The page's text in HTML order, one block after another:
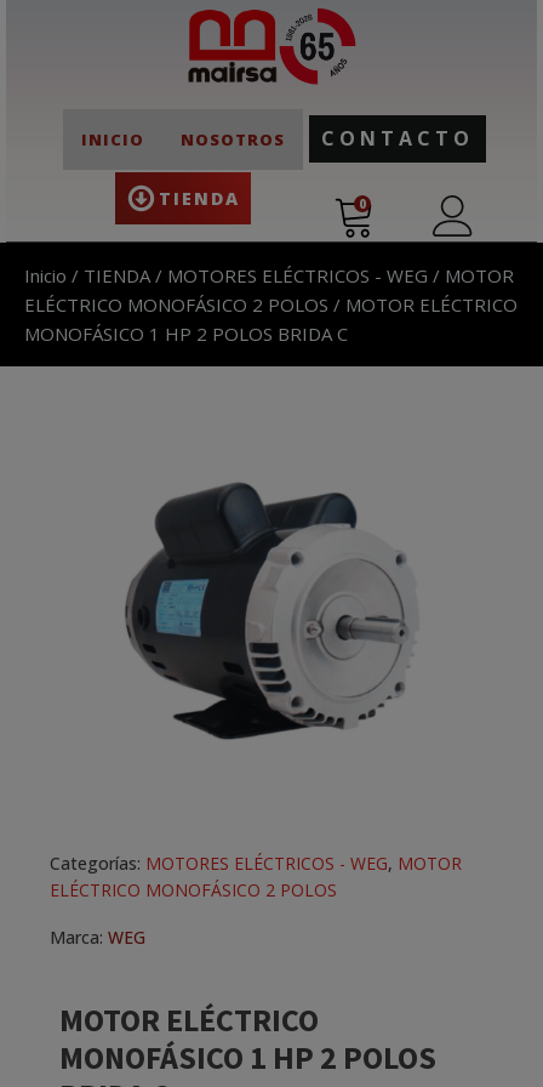
INICIO NOSOTROS
TIENDA
CONTACTO
0
Inicio / TIENDA / MOTORES ELÉCTRICOS - WEG / MOTOR
ELÉCTRICO MONOFÁSICO 2 POLOS / MOTOR ELÉCTRICO
MONOFÁSICO 1 HP 2 POLOS BRIDA C
MOTOR ELÉCTRICO
MONOFÁSICO 1 HP 2 POLOS
Categorías: MOTORES ELÉCTRICOS - WEG, MOTOR
ELÉCTRICO MONOFÁSICO 2 POLOS
Marca: WEG